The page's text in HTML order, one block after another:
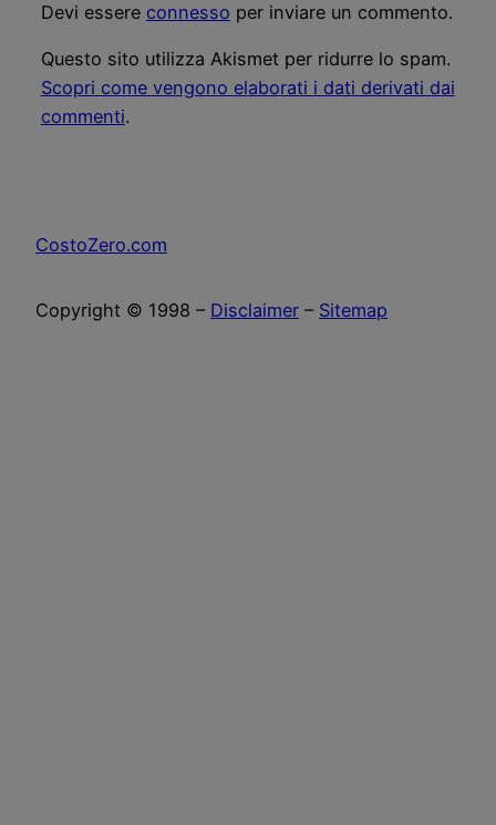
Devi essere connesso per inviare un commento.
Questo sito utilizza Akismet per ridurre lo spam.
Scopri come vengono elaborati i dati derivati dai
commenti.
CostoZero.com
Copyright © 1998 – Disclaimer – Sitemap